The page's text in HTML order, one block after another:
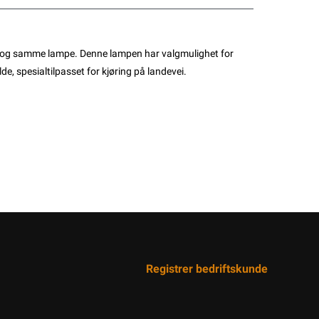
samme lampe. Denne lampen har valgmulighet for
spesialtilpasset for kjøring på landevei.
Registrer bedriftskunde